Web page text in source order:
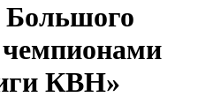
КВН»